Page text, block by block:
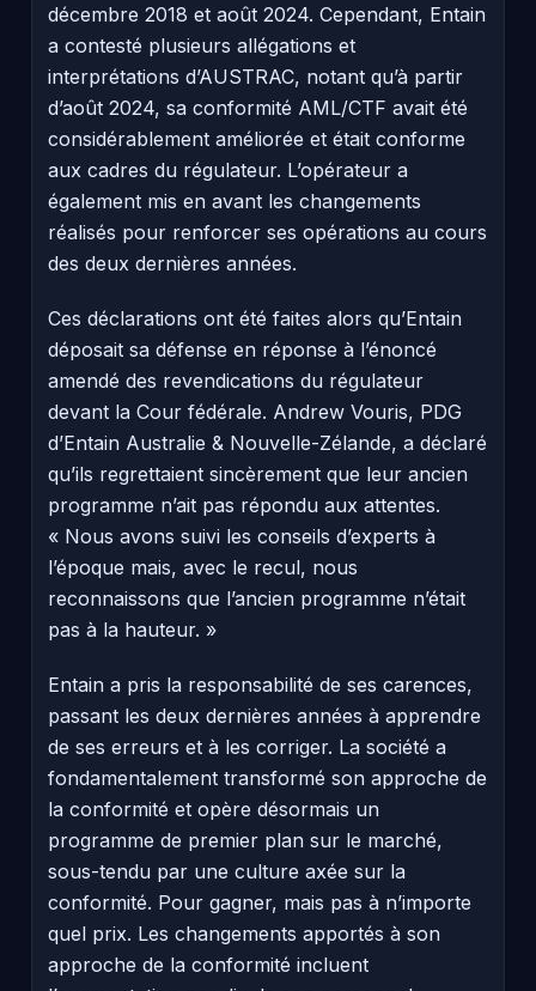
décembre 2018 et août 2024. Cependant, Entain
a contesté plusieurs allégations et
interprétations d’AUSTRAC, notant qu’à partir
d’août 2024, sa conformité AML/CTF avait été
considérablement améliorée et était conforme
aux cadres du régulateur. L’opérateur a
également mis en avant les changements
réalisés pour renforcer ses opérations au cours
des deux dernières années.
Ces déclarations ont été faites alors qu’Entain
déposait sa défense en réponse à l’énoncé
amendé des revendications du régulateur
devant la Cour fédérale. Andrew Vouris, PDG
d’Entain Australie & Nouvelle-Zélande, a déclaré
qu’ils regrettaient sincèrement que leur ancien
programme n’ait pas répondu aux attentes.
« Nous avons suivi les conseils d’experts à
l’époque mais, avec le recul, nous
reconnaissons que l’ancien programme n’était
pas à la hauteur. »
Entain a pris la responsabilité de ses carences,
passant les deux dernières années à apprendre
de ses erreurs et à les corriger. La société a
fondamentalement transformé son approche de
la conformité et opère désormais un
programme de premier plan sur le marché,
sous-tendu par une culture axée sur la
conformité. Pour gagner, mais pas à n’importe
quel prix. Les changements apportés à son
approche de la conformité incluent